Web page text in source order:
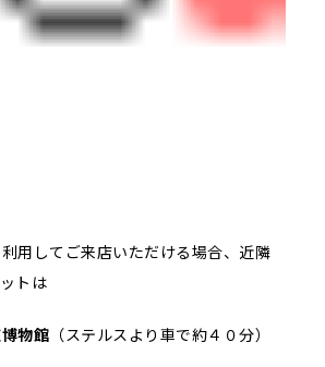
用してご来店いただける場合、近隣
トは
物館 （ステルスより車で約４０分）